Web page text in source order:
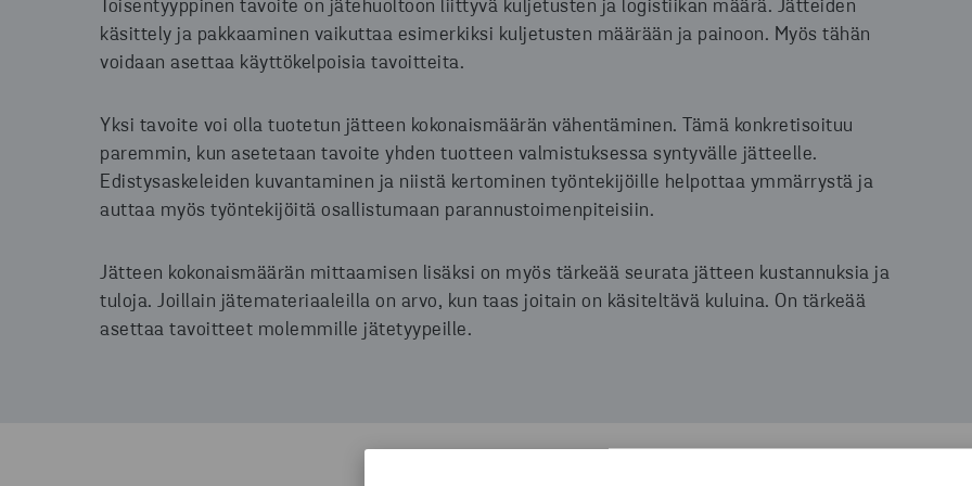
Toisentyyppinen tavoite on jätehuoltoon liittyvä kuljetusten ja logistiikan määrä. Jätteiden
käsittely ja pakkaaminen vaikuttaa esimerkiksi kuljetusten määrään ja painoon. Myös tähän
voidaan asettaa käyttökelpoisia tavoitteita.
Yksi tavoite voi olla tuotetun jätteen kokonaismäärän vähentäminen. Tämä konkretisoituu
paremmin, kun asetetaan tavoite yhden tuotteen valmistuksessa syntyvälle jätteelle.
Edistysaskeleiden kuvantaminen ja niistä kertominen työntekijöille helpottaa ymmärrystä ja
auttaa myös työntekijöitä osallistumaan parannustoimenpiteisiin.
Jätteen kokonaismäärän mittaamisen lisäksi on myös tärkeää seurata jätteen kustannuksia ja
tuloja. Joillain jätemateriaaleilla on arvo, kun taas joitain on käsiteltävä kuluina. On tärkeää
asettaa tavoitteet molemmille jätetyypeille.